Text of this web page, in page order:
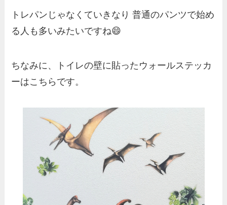
トレパンじゃなくていきなり 普通のパンツで始め
る人も多いみたいですね😄
ちなみに、トイレの壁に貼ったウォールステッカ
ーはこちらです。